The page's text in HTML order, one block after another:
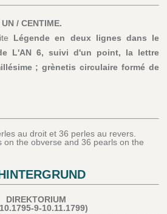
UN / CENTIME.
Légende en deux lignes dans le
L'AN 6, suivi d'un point, la lettre
; grènetis circulaire formé de
au droit et 36 perles au revers.
on the obverse and 36 pearls on the
DIREKTORIUM
9-10.11.1799)